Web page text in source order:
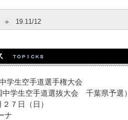
» 19.11/12
学生空手道選手権大会
中学生空手道選抜大会 千葉県予選
７日（日）
ナ